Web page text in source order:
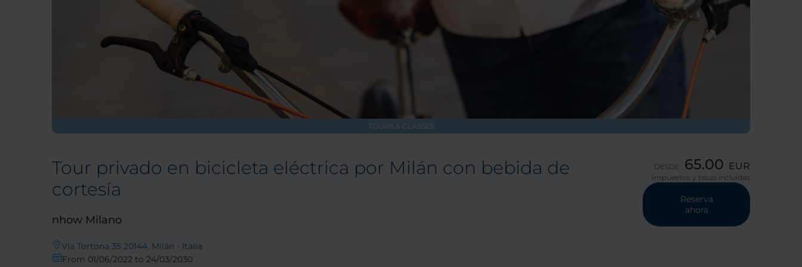
TOURS & CLASSES
Tour privado en bicicleta eléctrica por Milán con bebida de
cortesía
nhow Milano
Via Tortona 35 20144, Milán - Italia
From 01/06/2022 to 24/03/2030
DESDE 65.00 EUR
Impuestos y tasas incluidas
Reserva
ahora